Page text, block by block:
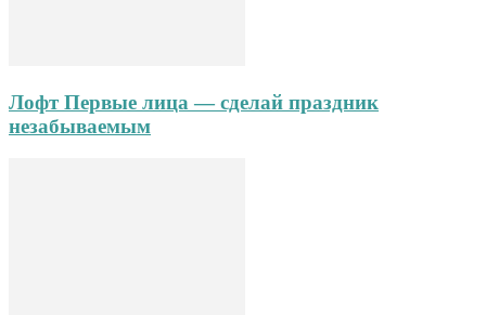
Лофт Первые лица — сделай праздник
незабываемым